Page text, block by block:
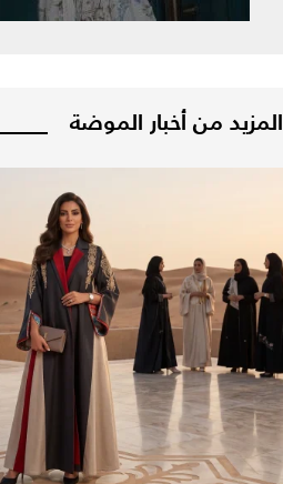
المزيد من أخبار الموضة